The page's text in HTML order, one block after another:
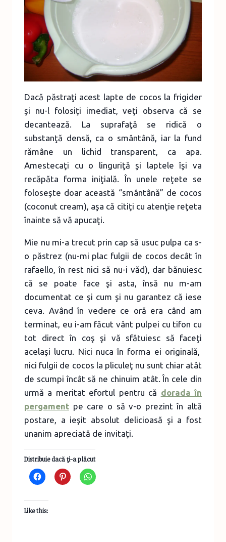
Dacă păstraţi acest lapte de cocos la frigider
şi nu-l folosiţi imediat, veţi observa că se
decantează. La suprafaţă se ridică o
substanţă densă, ca o smântână, iar la fund
rămâne un lichid transparent, ca apa.
Amestecaţi cu o linguriţă şi laptele îşi va
recăpăta forma iniţială. În unele reţete se
foloseşte doar această “smântână” de cocos
(coconut cream), aşa că citiţi cu atenţie reţeta
înainte să vă apucaţi.
Mie nu mi-a trecut prin cap să usuc pulpa ca s-
o păstrez (nu-mi plac fulgii de cocos decât în
rafaello, în rest nici să nu-i văd), dar bănuiesc
că se poate face şi asta, însă nu m-am
documentat ce şi cum şi nu garantez că iese
ceva. Având în vedere ce oră era când am
terminat, eu i-am făcut vânt pulpei cu tifon cu
tot direct în coş şi vă sfătuiesc să faceţi
acelaşi lucru. Nici nuca în forma ei originală,
nici fulgii de cocos la pliculeţ nu sunt chiar atât
de scumpi încât să ne chinuim atât. În cele din
urmă a meritat efortul pentru că dorada în
pergament pe care o să v-o prezint în altă
postare, a ieşit absolut delicioasă şi a fost
unanim apreciată de invitaţi.
Distribuie dacă ţi-a plăcut
Like this: